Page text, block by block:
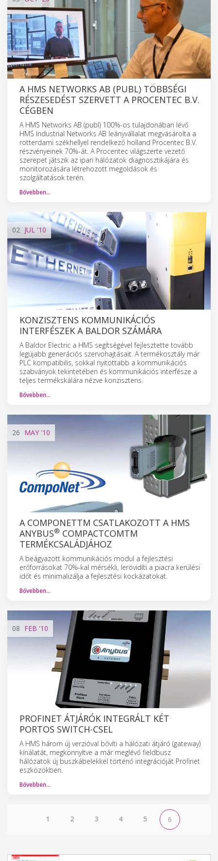
A HMS NETWORKS AB (PUBL) TÖBBSÉGI
RÉSZESEDÉST SZERVETT A PROCENTEC B.V.
CÉGBEN
A HMS Networks AB (publ) 100%-os tulajdonában lévő
HMS Industrial Networks AB leányvállalat megvásárolta a
rotterdami székhellyel rendelkező holland Procentec B.V.
részvényeinek 70%-át. A Procentec világszerte vezető
szerepet játszik az ipari hálózatok diagnosztikájára és
monitorozására létrehozott megoldások és
szolgáltatások terén.
Bővebben…
02 JUL '10
KONZISZTENS KOMMUNIKÁCIÓS
INTERFÉSZEK A BALDOR SZÁMÁRA
A Baldor Electric a HMS segítségével fejlesztette tovább
legújabb generációs szervohajtásait. A termékosztály már
PLC kompatibilis, sokkal nyitottabb a kommunikációs
szabványok tekintetében és kommunikációs interfésze a
teljes termékskálára nézve konzisztens.
Bővebben…
26 MAY '10
A COMPONETTM CSATLAKOZOTT A HMS
ANYBUS® COMPACTCOMTM
TERMÉKCSALÁDJÁHOZ
A beágyazott kommunikációs modul a fejlesztési
erőforrásokat 70%-kal mérsékli, lerövidíti a piacra kerülési
időt és minimalizálja a fejlesztési kockázatokat.
Bővebben…
08 FEB '10
PROFINET ÁTJÁRÓK INTEGRÁLT KÉT
PORTOS SWITCH-CSEL
A HMS három új verzióval bővíti a hálózati átjáró (gateway)
kínálatát, megkönnyítve a már meglévő fieldbusz
hálózatok új buszkábelekkel történő integrációját Profinet
eszközökben.
Bővebben…
1 2 3 4 5 6